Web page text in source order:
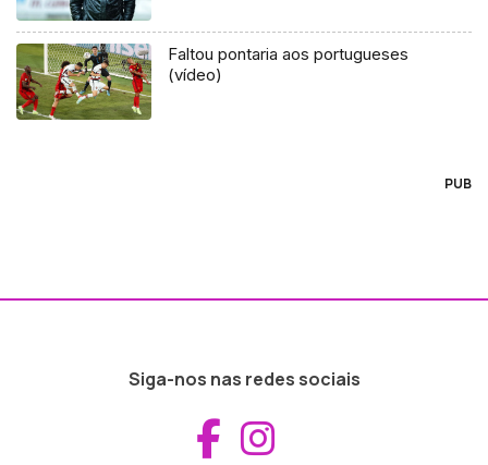
Faltou pontaria aos portugueses
(vídeo)
PUB
Siga-nos nas redes sociais
Aceder ao